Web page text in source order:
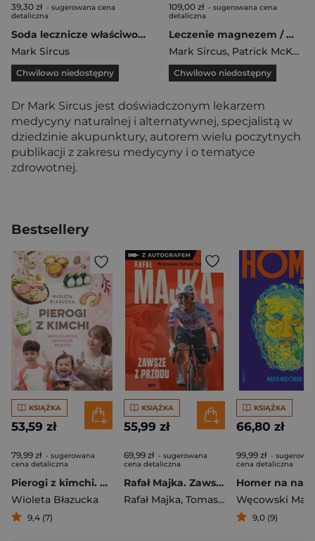
39,30 zł - sugerowana cena
detaliczna
Soda lecznicze właściwości Kompendium wiedzy o tanim, bezpiecznym i skutecznym środku uzdrawiającym
Mark Sircus
Chwilowo niedostępny
109,00 zł - sugerowana cena
detaliczna
Leczenie magnezem / Woda życia / Jak oddychać aby być zdrowym Pakiet
Mark Sircus, Patrick McKeown
Chwilowo niedostępny
Dr Mark Sircus jest doświadczonym lekarzem
medycyny naturalnej i alternatywnej, specjalistą w
dziedzinie akupunktury, autorem wielu poczytnych
publikacji z zakresu medycyny i o tematyce
zdrowotnej.
Bestsellery
KSIĄŻKA
53,59 zł
79,99 zł - sugerowana
cena detaliczna
Pierogi z kimchi. Moje ulubione azjatyckie przepisy
Wioleta Błazucka
9,4 (7)
KSIĄŻKA
55,99 zł
69,99 zł - sugerowana
cena detaliczna
Rafał Majka. Zawsze z przodu. Rozmawia Tomasz Kalemba - książka z autografem
Rafał Majka, Tomasz Kalemba
KSIĄŻKA
66,80 zł
99,99 zł -
cena detaliczna
Węcowski
9,0 (9)